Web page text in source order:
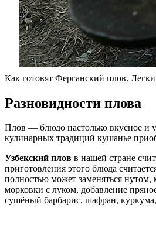
Как готовят Ферганский плов.
Разновидности плова
Плов — блюдо настолько вкусное и
кулинарных традиций кушанье
Узбекский плов в нашей стране
приготовления этого блюда
полностью может заменяться
морковки с луком, добавление
сушёный барбарис, шафран,